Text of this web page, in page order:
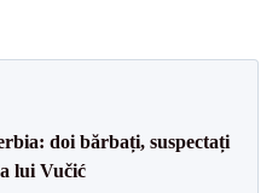
doi bărbați, suspectați
lui Vučić